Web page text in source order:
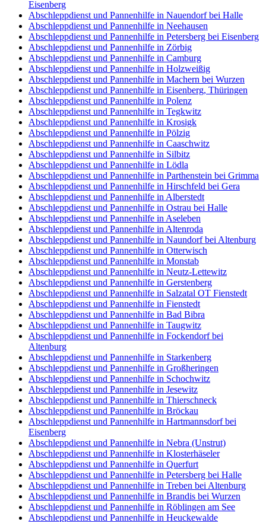
Eisenberg
Abschleppdienst und Pannenhilfe in Nauendorf bei Halle
Abschleppdienst und Pannenhilfe in Neehausen
Abschleppdienst und Pannenhilfe in Petersberg bei Eisenberg
Abschleppdienst und Pannenhilfe in Zörbig
Abschleppdienst und Pannenhilfe in Camburg
Abschleppdienst und Pannenhilfe in Holzweißig
Abschleppdienst und Pannenhilfe in Machern bei Wurzen
Abschleppdienst und Pannenhilfe in Eisenberg, Thüringen
Abschleppdienst und Pannenhilfe in Polenz
Abschleppdienst und Pannenhilfe in Tegkwitz
Abschleppdienst und Pannenhilfe in Krosigk
Abschleppdienst und Pannenhilfe in Pölzig
Abschleppdienst und Pannenhilfe in Caaschwitz
Abschleppdienst und Pannenhilfe in Silbitz
Abschleppdienst und Pannenhilfe in Lödla
Abschleppdienst und Pannenhilfe in Parthenstein bei Grimma
Abschleppdienst und Pannenhilfe in Hirschfeld bei Gera
Abschleppdienst und Pannenhilfe in Alberstedt
Abschleppdienst und Pannenhilfe in Ostrau bei Halle
Abschleppdienst und Pannenhilfe in Aseleben
Abschleppdienst und Pannenhilfe in Altenroda
Abschleppdienst und Pannenhilfe in Naundorf bei Altenburg
Abschleppdienst und Pannenhilfe in Otterwisch
Abschleppdienst und Pannenhilfe in Monstab
Abschleppdienst und Pannenhilfe in Neutz-Lettewitz
Abschleppdienst und Pannenhilfe in Gerstenberg
Abschleppdienst und Pannenhilfe in Salzatal OT Fienstedt
Abschleppdienst und Pannenhilfe in Fienstedt
Abschleppdienst und Pannenhilfe in Bad Bibra
Abschleppdienst und Pannenhilfe in Taugwitz
Abschleppdienst und Pannenhilfe in Fockendorf bei
Altenburg
Abschleppdienst und Pannenhilfe in Starkenberg
Abschleppdienst und Pannenhilfe in Großheringen
Abschleppdienst und Pannenhilfe in Schochwitz
Abschleppdienst und Pannenhilfe in Jesewitz
Abschleppdienst und Pannenhilfe in Thierschneck
Abschleppdienst und Pannenhilfe in Bröckau
Abschleppdienst und Pannenhilfe in Hartmannsdorf bei
Eisenberg
Abschleppdienst und Pannenhilfe in Nebra (Unstrut)
Abschleppdienst und Pannenhilfe in Klosterhäseler
Abschleppdienst und Pannenhilfe in Querfurt
Abschleppdienst und Pannenhilfe in Petersberg bei Halle
Abschleppdienst und Pannenhilfe in Treben bei Altenburg
Abschleppdienst und Pannenhilfe in Brandis bei Wurzen
Abschleppdienst und Pannenhilfe in Röblingen am See
Abschleppdienst und Pannenhilfe in Heuckewalde